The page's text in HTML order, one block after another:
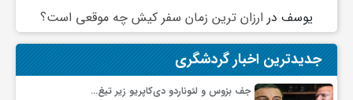
یوسف در ارزان ترین زمان سفر کیش چه موقعی است؟
جدیدترین اخبار گردشگری
جف بزوس و لئوناردو دی‌کاپریو زیر تیغ…